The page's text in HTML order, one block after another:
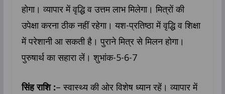
होगा। व्यापार में वृद्धि व उत्तम लाभ मिलेगा। मित्रों की
उपेक्षा करना ठीक नहीं रहेगा। यश-प्रतिष्ठा में वृद्धि व शिक्षा
में परेशानी आ सकती है। पुराने मित्र से मिलन होगा।
पुरुषार्थ का सहारा लें। शुभांक-5-6-7
सिंह राशि :– स्वास्थ्य की ओर विशेष ध्यान रहें। व्यापार में